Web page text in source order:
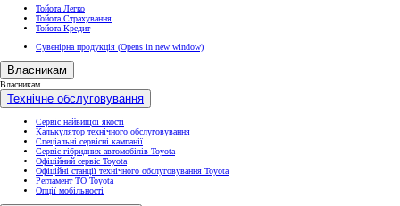
Тойота Легко
Тойота Страхування
Тойота Кредит
Сувенірна продукція (Opens in new window)
Власникам
Власникам
Технічне обслуговування
Сервіс найвищої якості
Калькулятор технічного обслуговування
Спеціальні сервісні кампанії
Сервіс гібридних автомобілів Toyota
Офіційний сервіс Toyota
Офіційні станції технічного обслуговування Toyota
Регламент ТО Toyota
Опції мобільності